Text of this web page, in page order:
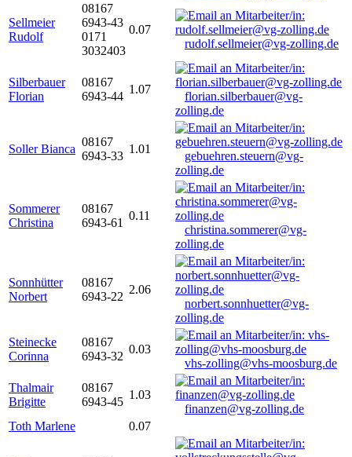
Sellmeier
Rudolf
08167
6943-43
0171
3032403
0.07
rudolf.sellmeier@vg-zolling.de
Silberbauer
Florian
08167
6943-44
1.07
florian.silberbauer@vg-
zolling.de
Soller Bianca
08167
6943-33
1.01
gebuehren.steuern@vg-
zolling.de
Sommerer
Christina
08167
6943-61
0.11
christina.sommerer@vg-
zolling.de
Sonnhütter
Norbert
08167
6943-22
2.06
norbert.sonnhuetter@vg-
zolling.de
Steinecke
Corinna
08167
6943-32
0.03
vhs-zolling@vhs-moosburg.de
Thalmair
Brigitte
08167
6943-45
1.03
finanzen@vg-zolling.de
Toth Marlene
0.07